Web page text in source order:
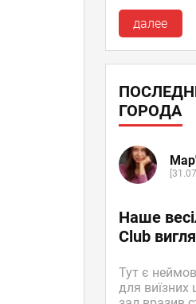
далее
ГОРОДА
Наше
Club
Тут є
для виїзних